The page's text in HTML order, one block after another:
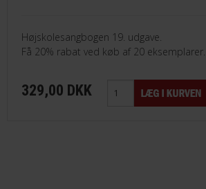
Højskolesangbogen 19. udgave.
Få 20% rabat ved køb af 20 eksemplarer.
329,00 DKK